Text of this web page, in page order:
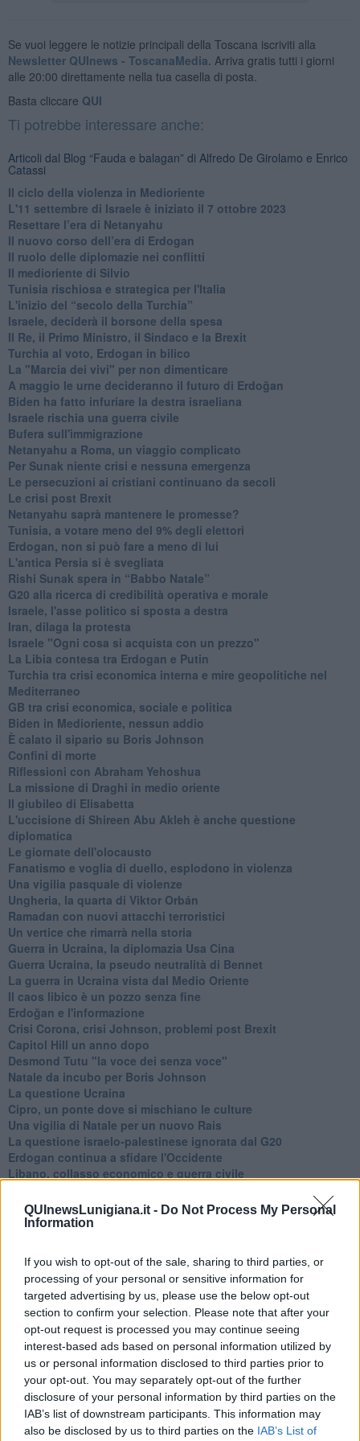
QUInewsLunigiana.it - Do Not Process My Personal
Information
If you wish to opt-out of the sale, sharing to third parties, or
processing of your personal or sensitive information for
targeted advertising by us, please use the below opt-out
section to confirm your selection. Please note that after your
opt-out request is processed you may continue seeing
interest-based ads based on personal information utilized by
us or personal information disclosed to third parties prior to
your opt-out. You may separately opt-out of the further
disclosure of your personal information by third parties on the
IAB’s list of downstream participants. This information may
also be disclosed by us to third parties on the IAB’s List of
Se vuoi leggere le notizie principali della Toscana iscriviti alla
Newsletter QUInews - ToscanaMedia. Arriva gratis tutti i giorni
alle 20:00 direttamente nella tua casella di posta.
Basta cliccare QUI
Ti potrebbe interessare anche:
Articoli dal Blog “Fauda e balagan” di Alfredo De Girolamo e Enrico
Catassi
Il ciclo della violenza in Medioriente
L'11 settembre di Israele è iniziato il 7 ottobre 2023
Resettare l’era di Netanyahu
​Il nuovo corso dell’era di Erdogan
Il ruolo delle diplomazie nei conflitti
Il medioriente di Silvio
Tunisia rischiosa e strategica per l'Italia
L'inizio del “secolo della Turchia”
Israele, deciderà il borsone della spesa
Il Re, il Primo Ministro, il Sindaco e la Brexit
Turchia al voto, Erdogan in bilico
La "Marcia dei vivi" per non dimenticare
A maggio le urne decideranno il futuro di Erdoğan
Biden ha fatto infuriare la destra israeliana
Israele rischia una guerra civile
Bufera sull'immigrazione
Netanyahu a Roma, un viaggio complicato
Per Sunak niente crisi e nessuna emergenza
Le persecuzioni ai cristiani continuano da secoli
Le crisi post Brexit
Netanyahu saprà mantenere le promesse?
Tunisia, a votare meno del 9% degli elettori
Erdogan, non si può fare a meno di lui
L'antica Persia si è svegliata
Rishi Sunak spera in “Babbo Natale”
G20 alla ricerca di credibilità operativa e morale
Israele, l'asse politico si sposta a destra
Iran, dilaga la protesta
Israele "Ogni cosa si acquista con un prezzo"
La Libia contesa tra Erdogan e Putin
Turchia tra crisi economica interna e mire geopolitiche nel
Mediterraneo
GB tra crisi economica, sociale e politica
Biden in Medioriente, nessun addio
È calato il sipario su Boris Johnson
Confini di morte
Riflessioni con Abraham Yehoshua
La missione di Draghi in medio oriente
Il giubileo di Elisabetta
L'uccisione di Shireen Abu Akleh è anche questione
diplomatica
Le giornate dell'olocausto
Fanatismo e voglia di duello, esplodono in violenza
Una vigilia pasquale di violenze
Ungheria, la quarta di Viktor Orbán
Ramadan con nuovi attacchi terroristici
Un vertice che rimarrà nella storia
Guerra in Ucraina, la diplomazia Usa Cina
Guerra Ucraina, la pseudo neutralità di Bennet
La guerra in Ucraina vista dal Medio Oriente
​Il caos libico è un pozzo senza fine
Erdoğan e l'informazione
Crisi Corona, crisi Johnson, problemi post Brexit
Capitol Hill un anno dopo
Desmond Tutu "la voce dei senza voce"
Natale da incubo per Boris Johnson
La questione Ucraina
Cipro, un ponte dove si mischiano le culture
Una vigilia di Natale per un nuovo Rais
La questione israelo-palestinese ignorata dal G20
Erdogan continua a sfidare l'Occidente
Libano, collasso economico e guerra civile
L'AUKUS e il Quad
Biden, primo presidente USA non in guerra
Il ritorno dei talebani
​La lenta agonia del Libano
Sudafrica, è allarme alimentare
Usa di nuovo al centro della geopolitica internazionale
L’appuntamento di Israele con il cambiamento
La farsa delle elezioni in Siria
In Medioriente non ci sono favole, solo realtà
Biden chiama ma Netanyahu non risponde
Niente di nuovo in Medioriente
La forza di Boris Johnson
Biden nuovo alleato armeno contro la Turchia